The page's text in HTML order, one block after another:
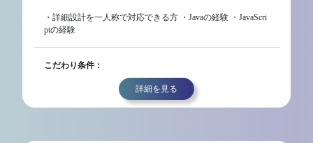
・詳細設計を一人称で対応できる方 ・Javaの経験 ・JavaScri
ptの経験
こだわり条件：
詳細を見る